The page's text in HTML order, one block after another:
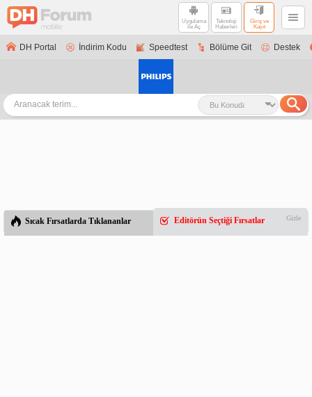
Uygulama
ile Aç
Teknoloji
Haberleri
Giriş ve
Kayıt
DH Portal İndirim Kodu Speedtest Bölüme Git Destek
Sıcak Fırsatlarda Tıklananlar Editörün Seçtiği Fırsatlar Gizle